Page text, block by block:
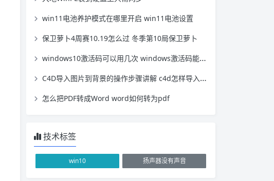
win11电池养护模式在哪里开启 win11电池设置
保卫萝卜4周赛10.19怎么过 冬季第10局保卫萝卜
windows10激活码可以用几次 windows激活码能用几次
C4D导入图片到背景的操作步骤讲解 c4d怎样导入图片素材
怎么把PDF转成Word word如何转为pdf
技术标签
win10 扬声器没有声音